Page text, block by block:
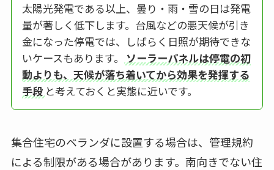
太陽光発電である以上、曇り・雨・雪の日は発電
量が著しく低下します。台風などの悪天候が引き
金になった停電では、しばらく日照が期待できな
いケースもあります。 ソーラーパネルは停電の初
動よりも、天候が落ち着いてから効果を発揮する
手段 と考えておくと実態に近いです。
集合住宅のベランダに設置する場合は、管理規約
による制限がある場合があります。南向きでない住